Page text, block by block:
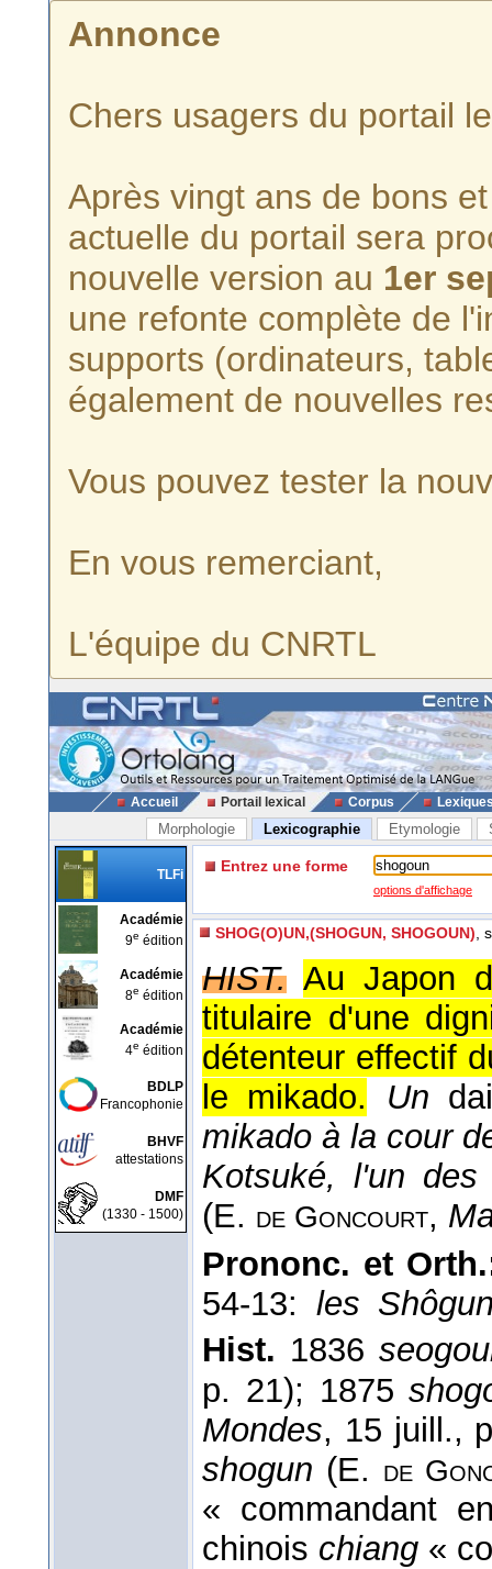
Annonce
Chers usagers du portail
Après vingt ans de bons
actuelle du portail sera
nouvelle version au 1er
une refonte complète de
supports (ordinateurs,
également de nouvelles
Vous pouvez tester la
En vous remerciant,
L'équipe du CNRTL
Accueil Portail lexical Corpus
Morphologie Lexicographie Etymologie
TLFi
Académie
9e édition
Académie
8e édition
Académie
4e édition
BDLP
Francophonie
BHVF
attestations
DMF
(1330 - 1500)
Entrez une forme
options d'affichage
SHOG(O)UN,(SHOGUN, SHOGOUN) ,
HIST. Au Japon
titulaire d'une
détenteur effectif
le mikado.
Un
mikado à la cour
Kotsuké, l'un des
(E. de Goncourt,
Prononc. et
54-13: les
Hist. 1836
p. 21); 1875
Mondes, 15 juill.,
shogun (E. de
« commandant
chinois chiang «